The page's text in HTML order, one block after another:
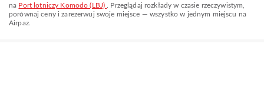
na Port lotniczy Komodo (LBJ)
. Przeglądaj rozkłady w czasie rzeczywistym,
porównaj ceny i zarezerwuj swoje miejsce — wszystko w jednym miejscu na
Airpaz.